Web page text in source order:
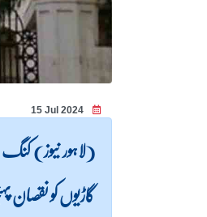
15 Jul 2024
(لاہور نیوز)
گاڑیوں کو نقصان